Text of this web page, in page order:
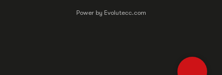
Power by Evolutecc.com